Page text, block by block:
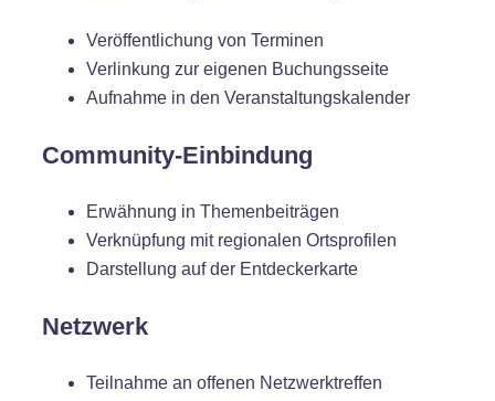
Veröffentlichung von Terminen
Verlinkung zur eigenen Buchungsseite
Aufnahme in den Veranstaltungskalender
Community-Einbindung
Erwähnung in Themenbeiträgen
Verknüpfung mit regionalen Ortsprofilen
Darstellung auf der Entdeckerkarte
Netzwerk
Teilnahme an offenen Netzwerktreffen